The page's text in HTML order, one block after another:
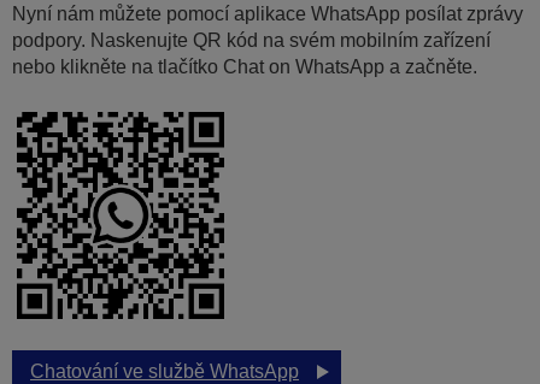
Nyní nám můžete pomocí aplikace WhatsApp posílat zprávy
podpory. Naskenujte QR kód na svém mobilním zařízení
nebo klikněte na tlačítko Chat on WhatsApp a začněte.
Chatování ve službě WhatsApp